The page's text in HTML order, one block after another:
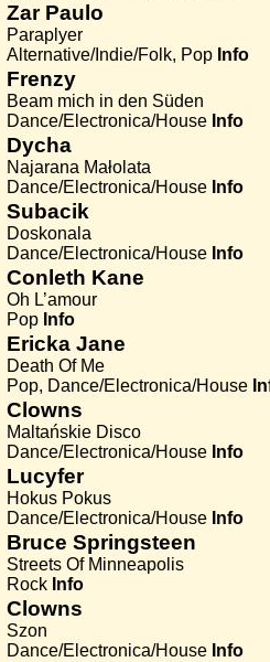
Zar Paulo
Paraplyer
Alternative/Indie/Folk, Pop Info
Frenzy
Beam mich in den Süden
Dance/Electronica/House Info
Dycha
Najarana Małolata
Dance/Electronica/House Info
Subacik
Doskonala
Dance/Electronica/House Info
Conleth Kane
Oh L’amour
Pop Info
Ericka Jane
Death Of Me
Pop, Dance/Electronica/House
Clowns
Maltańskie Disco
Dance/Electronica/House Info
Lucyfer
Hokus Pokus
Dance/Electronica/House Info
Bruce Springsteen
Streets Of Minneapolis
Rock Info
Clowns
Szon
Dance/Electronica/House Info